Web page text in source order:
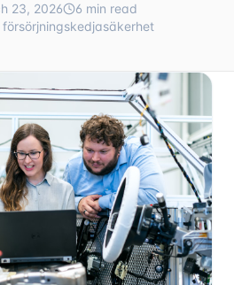
23, 2026 6 min read